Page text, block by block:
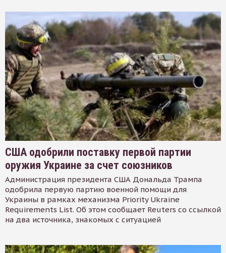
США одобрили поставку первой партии
оружия Украине за счет союзников
Администрация президента США Дональда Трампа
одобрила первую партию военной помощи для
Украины в рамках механизма Priority Ukraine
Requirements List. Об этом сообщает Reuters со ссылкой
на два источника, знакомых с ситуацией